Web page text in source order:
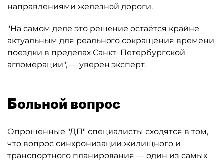
направлениями железной дороги.
"На самом деле это решение остаётся крайне
актуальным для реального сокращения времени
поездки в пределах Санкт–Петербургской
агломерации", — уверен эксперт.
Больной вопрос
Опрошенные "ДП" специалисты сходятся в том,
что вопрос синхронизации жилищного и
транспортного планирования — один из самых